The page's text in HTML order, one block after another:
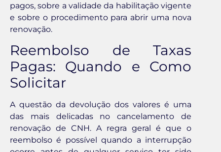
pagos, sobre a validade da habilitação vigente
e sobre o procedimento para abrir uma nova
renovação.
Reembolso de Taxas
Pagas: Quando e Como
Solicitar
A questão da devolução dos valores é uma
das mais delicadas no cancelamento de
renovação de CNH. A regra geral é que o
reembolso é possível quando a interrupção